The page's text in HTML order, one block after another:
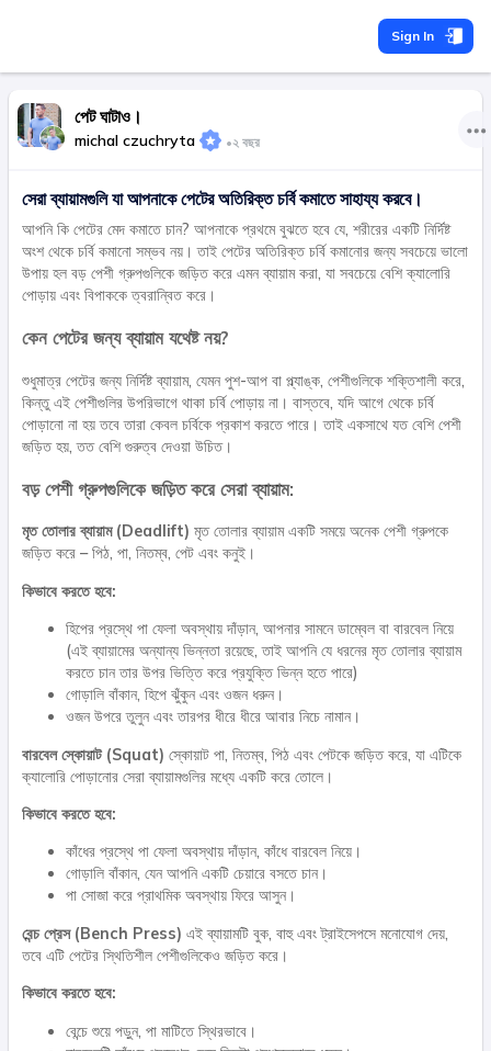
Sign In
পেট ঘাটাও।
michal czuchryta •২ বছর
সেরা ব্যায়ামগুলি যা আপনাকে পেটের অতিরিক্ত চর্বি কমাতে সাহায্য করবে।
আপনি কি পেটের মেদ কমাতে চান? আপনাকে প্রথমে বুঝতে হবে যে, শরীরের একটি নির্দিষ্ট
অংশ থেকে চর্বি কমানো সম্ভব নয়। তাই পেটের অতিরিক্ত চর্বি কমানোর জন্য সবচেয়ে ভালো
উপায় হল বড় পেশী গ্রুপগুলিকে জড়িত করে এমন ব্যায়াম করা, যা সবচেয়ে বেশি ক্যালোরি
পোড়ায় এবং বিপাককে ত্বরান্বিত করে।
কেন পেটের জন্য ব্যায়াম যথেষ্ট নয়?
শুধুমাত্র পেটের জন্য নির্দিষ্ট ব্যায়াম, যেমন পুশ-আপ বা প্ল্যাঙ্ক, পেশীগুলিকে শক্তিশালী করে,
কিন্তু এই পেশীগুলির উপরিভাগে থাকা চর্বি পোড়ায় না। বাস্তবে, যদি আগে থেকে চর্বি
পোড়ানো না হয় তবে তারা কেবল চর্বিকে প্রকাশ করতে পারে। তাই একসাথে যত বেশি পেশী
জড়িত হয়, তত বেশি গুরুত্ব দেওয়া উচিত।
বড় পেশী গ্রুপগুলিকে জড়িত করে সেরা ব্যায়াম:
মৃত তোলার ব্যায়াম (Deadlift) মৃত তোলার ব্যায়াম একটি সময়ে অনেক পেশী গ্রুপকে
জড়িত করে – পিঠ, পা, নিতম্ব, পেট এবং কনুই।
কিভাবে করতে হবে:
হিপের প্রস্থে পা ফেলা অবস্থায় দাঁড়ান, আপনার সামনে ডাম্বেল বা বারবেল নিয়ে
(এই ব্যায়ামের অন্যান্য ভিন্নতা রয়েছে, তাই আপনি যে ধরনের মৃত তোলার ব্যায়াম
করতে চান তার উপর ভিত্তি করে প্রযুক্তি ভিন্ন হতে পারে)
গোড়ালি বাঁকান, হিপে ঝুঁকুন এবং ওজন ধরুন।
ওজন উপরে তুলুন এবং তারপর ধীরে ধীরে আবার নিচে নামান।
বারবেল স্কোয়াট (Squat) স্কোয়াট পা, নিতম্ব, পিঠ এবং পেটকে জড়িত করে, যা এটিকে
ক্যালোরি পোড়ানোর সেরা ব্যায়ামগুলির মধ্যে একটি করে তোলে।
কিভাবে করতে হবে:
কাঁধের প্রস্থে পা ফেলা অবস্থায় দাঁড়ান, কাঁধে বারবেল নিয়ে।
গোড়ালি বাঁকান, যেন আপনি একটি চেয়ারে বসতে চান।
পা সোজা করে প্রাথমিক অবস্থায় ফিরে আসুন।
বেন্চ প্রেস (Bench Press) এই ব্যায়ামটি বুক, বাহু এবং ট্রাইসেপসে মনোযোগ দেয়,
তবে এটি পেটের স্থিতিশীল পেশীগুলিকেও জড়িত করে।
কিভাবে করতে হবে:
বেন্চে শুয়ে পড়ুন, পা মাটিতে স্থিরভাবে।